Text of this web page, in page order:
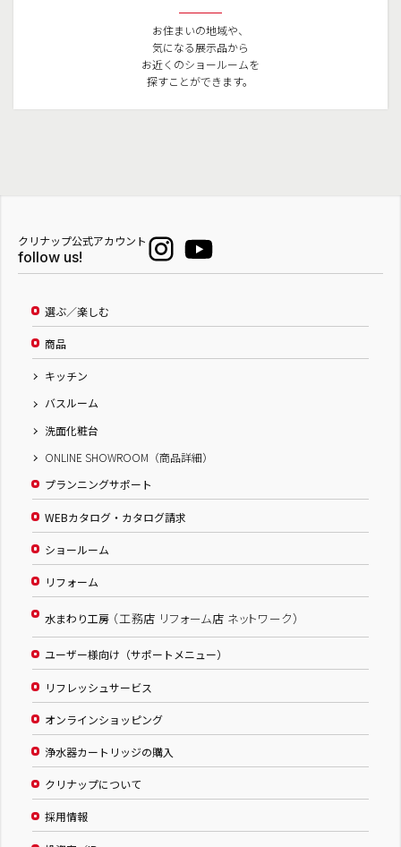
お住まいの地域や、
気になる展示品から
お近くのショールームを
探すことができます。
クリナップ公式アカウント
follow us!
選ぶ／楽しむ
商品
キッチン
バスルーム
洗面化粧台
ONLINE SHOWROOM（商品詳細）
プランニングサポート
WEBカタログ・カタログ請求
ショールーム
リフォーム
水まわり工房 （工務店 リフォーム店 ネットワーク）
ユーザー様向け（サポートメニュー）
リフレッシュサービス
オンラインショッピング
浄水器カートリッジの購入
クリナップについて
採用情報